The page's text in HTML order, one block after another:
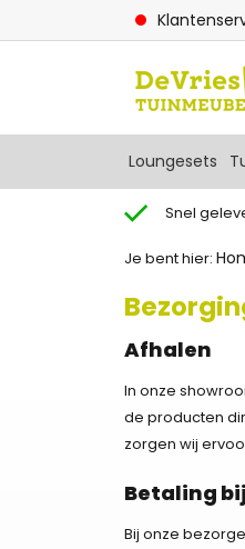
Loungesets
Snel
Je bent hier:
Afhalen
In onze
de producten
zorgen wij
Betaling
Bij onze